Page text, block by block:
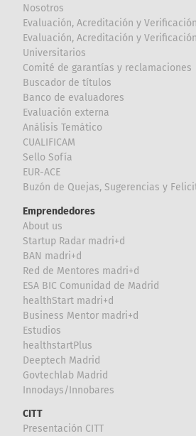
Nosotros
Evaluación, Acreditación y
Evaluación, Acreditación y
Universitarios
Comité de garantías y reclamaciones
Buscador de títulos
Banco de evaluadores
Evaluación externa
Análisis Temático
CUALIFICAM
Sello Sofía
EUR-ACE
Buzón de Quejas, Sugerencias y
Emprendedores
About us
Startup Radar madri+d
BAN madri+d
Red de Mentores madri+d
ESA BIC Comunidad de Madrid
healthStart madri+d
Business Mentor madri+d
Estudios
healthstartPlus
Deeptech Madrid
Govtechlab Madrid
Innodays/Innobares
CITT
Presentación CITT